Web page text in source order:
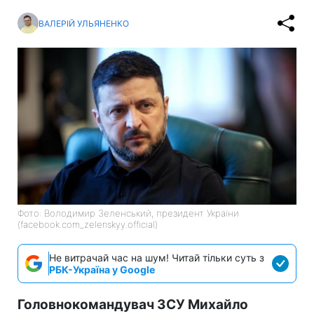
ВАЛЕРІЙ УЛЬЯНЕНКО
Фото: Володимир Зеленський, президент України
(facebook.com_zelenskyy.official)
Не витрачай час на шум! Читай тільки суть з
РБК-Україна у Google
Головнокомандувач ЗСУ Михайло